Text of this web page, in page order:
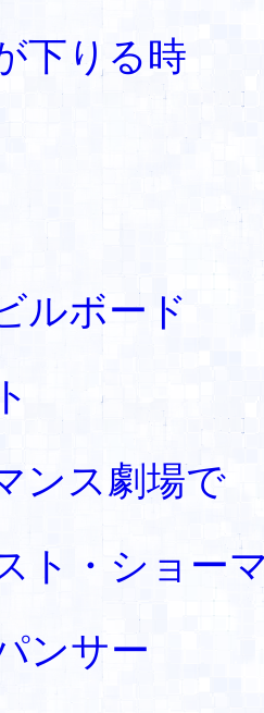
が下りる
ビルボー
マンス劇
スト・シ
ンサー